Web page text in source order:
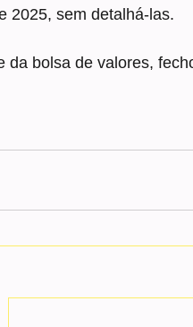
2025, sem detalhá-las.
da bolsa de valores,